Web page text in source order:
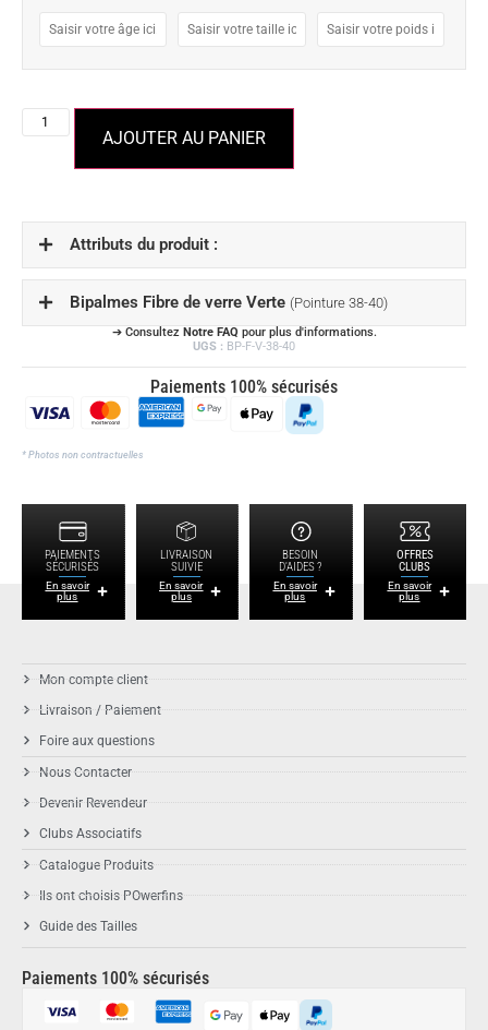
AJOUTER AU PANIER
Attributs du produit :
Bipalmes Fibre de verre Verte (Pointure 38-40)
➔ Consultez Notre FAQ pour plus d'informations.
UGS : BP-F-V-38-40
Paiements 100% sécurisés
* Photos non contractuelles
PAIEMENTS
SÉCURISÉS
En savoir
plus
LIVRAISON
SUIVIE
En savoir
plus
BESOIN
D'AIDES ?
En savoir
plus
OFFRES
CLUBS
En savoir
plus
Mon compte client
Livraison / Paiement
Foire aux questions
Nous Contacter
Devenir Revendeur
Clubs Associatifs
Catalogue Produits
Ils ont choisis POwerfins
Guide des Tailles
Paiements 100% sécurisés